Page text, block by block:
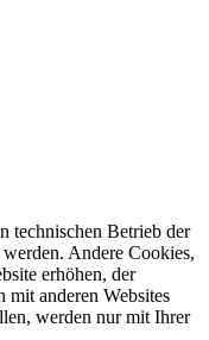
technischen Betrieb der
Andere Cookies,
erhöhen, der
anderen Websites
werden nur mit Ihrer